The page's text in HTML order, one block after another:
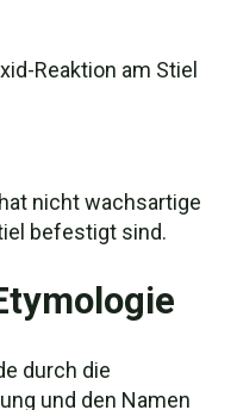
Reaktion am Stiel
nicht wachsartige
befestigt sind.
durch die
und den Namen